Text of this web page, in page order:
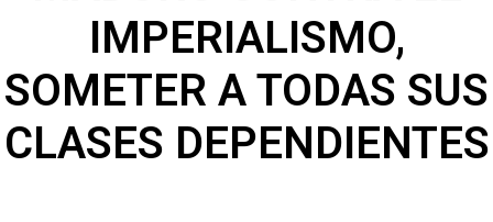
IMPERIALISMO,
SOMETER A TODAS SUS
CLASES DEPENDIENTES